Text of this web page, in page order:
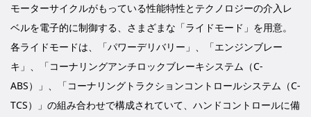
モーターサイクルがもっている性能特性とテクノロジーの介入レ
ベルを電子的に制御する、さまざまな「ライドモード」を用意。
各ライドモードは、「パワーデリバリー」、「エンジンブレー
キ」、「コーナリングアンチロックブレーキシステム（C-
ABS）」、「コーナリングトラクションコントロールシステム（C-
TCS）」の組み合わせで構成されていて、ハンドコントロールに備